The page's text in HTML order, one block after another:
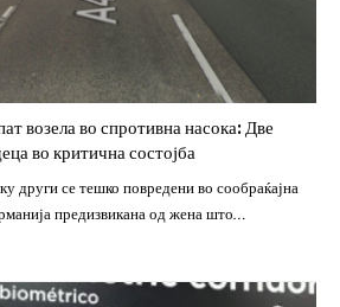
возела во спротивна насока: Две
во критична состојба
други се тешко повредени во сообраќајна
предизвикана од жена што…